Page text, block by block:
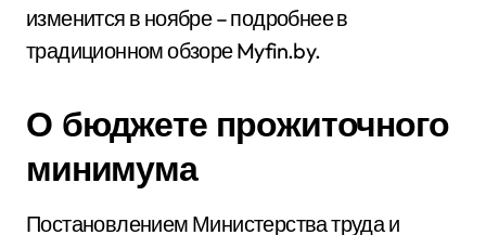
изменится в ноябре – подробнее в
традиционном обзоре Myfin.by.
О бюджете прожиточного
минимума
Постановлением Министерства труда и